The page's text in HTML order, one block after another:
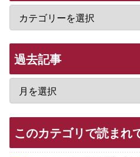
過去記事
このカテゴリで読まれ